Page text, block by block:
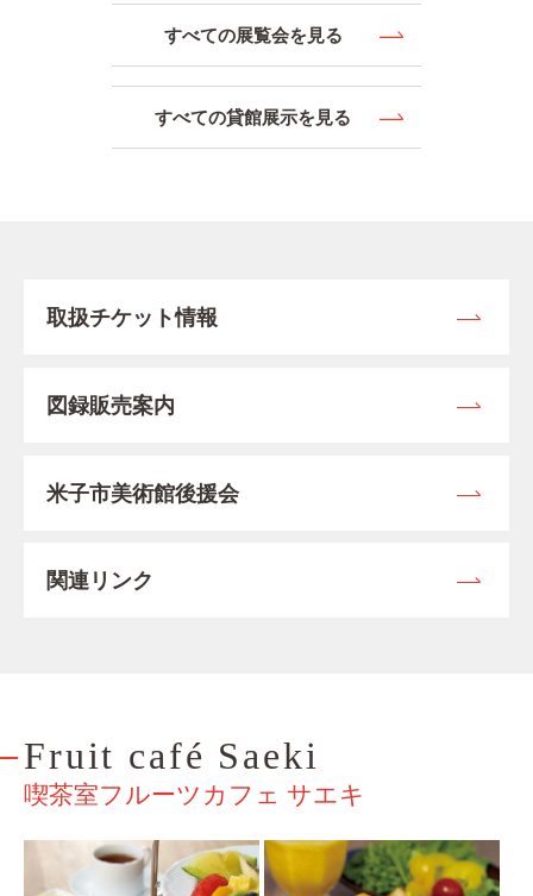
すべての展覧会を見る
すべての貸館展示を見る
取扱チケット情報
図録販売案内
米子市美術館後援会
関連リンク
Fruit café Saeki
喫茶室フルーツカフェ サエキ